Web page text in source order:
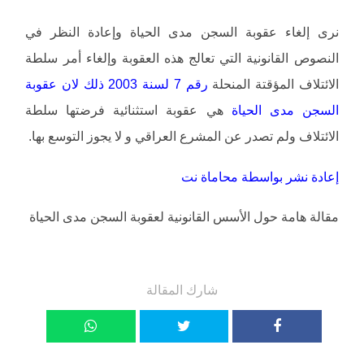
نرى إلغاء عقوبة السجن مدى الحياة وإعادة النظر في
النصوص القانونية التي تعالج هذه العقوبة وإلغاء أمر سلطة
الائتلاف المؤقتة المنحلة
رقم 7 لسنة 2003 ذلك لان عقوبة
السجن مدى الحياة هي عقوبة استثنائية فرضتها سلطة
الائتلاف ولم تصدر عن المشرع العراقي و لا يجوز التوسع بها.
إعادة نشر بواسطة محاماة نت
مقالة هامة حول الأسس القانونية لعقوبة السجن مدى الحياة
شارك المقالة